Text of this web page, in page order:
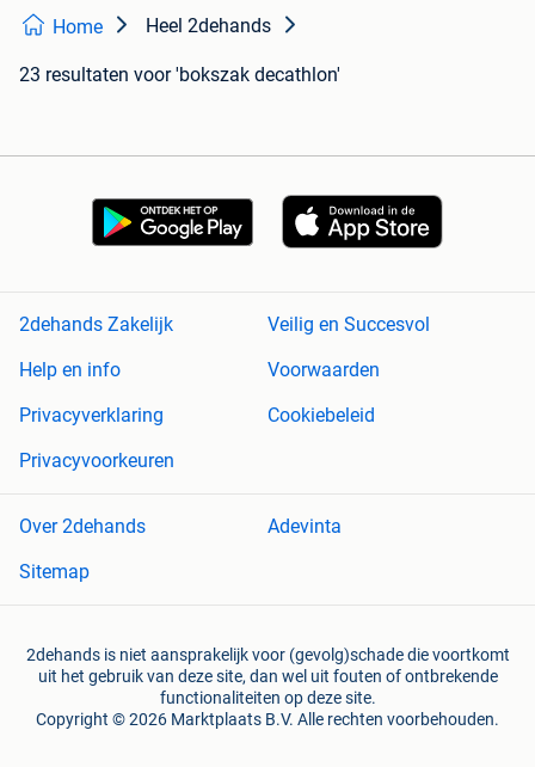
Home Heel 2dehands
23 resultaten voor 'bokszak decathlon'
2dehands Zakelijk
Veilig en Succesvol
Help en info
Voorwaarden
Privacyverklaring
Cookiebeleid
Privacyvoorkeuren
Over 2dehands
Adevinta
Sitemap
2dehands is niet aansprakelijk voor (gevolg)schade die voortkomt
uit het gebruik van deze site, dan wel uit fouten of ontbrekende
functionaliteiten op deze site.
Copyright © 2026 Marktplaats B.V. Alle rechten voorbehouden.